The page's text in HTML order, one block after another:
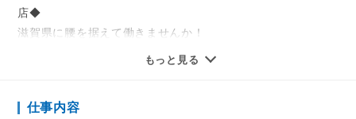
店◆
滋賀県に腰を据えて働きませんか！
学んでいただきます。
もっと見る
仕事内容